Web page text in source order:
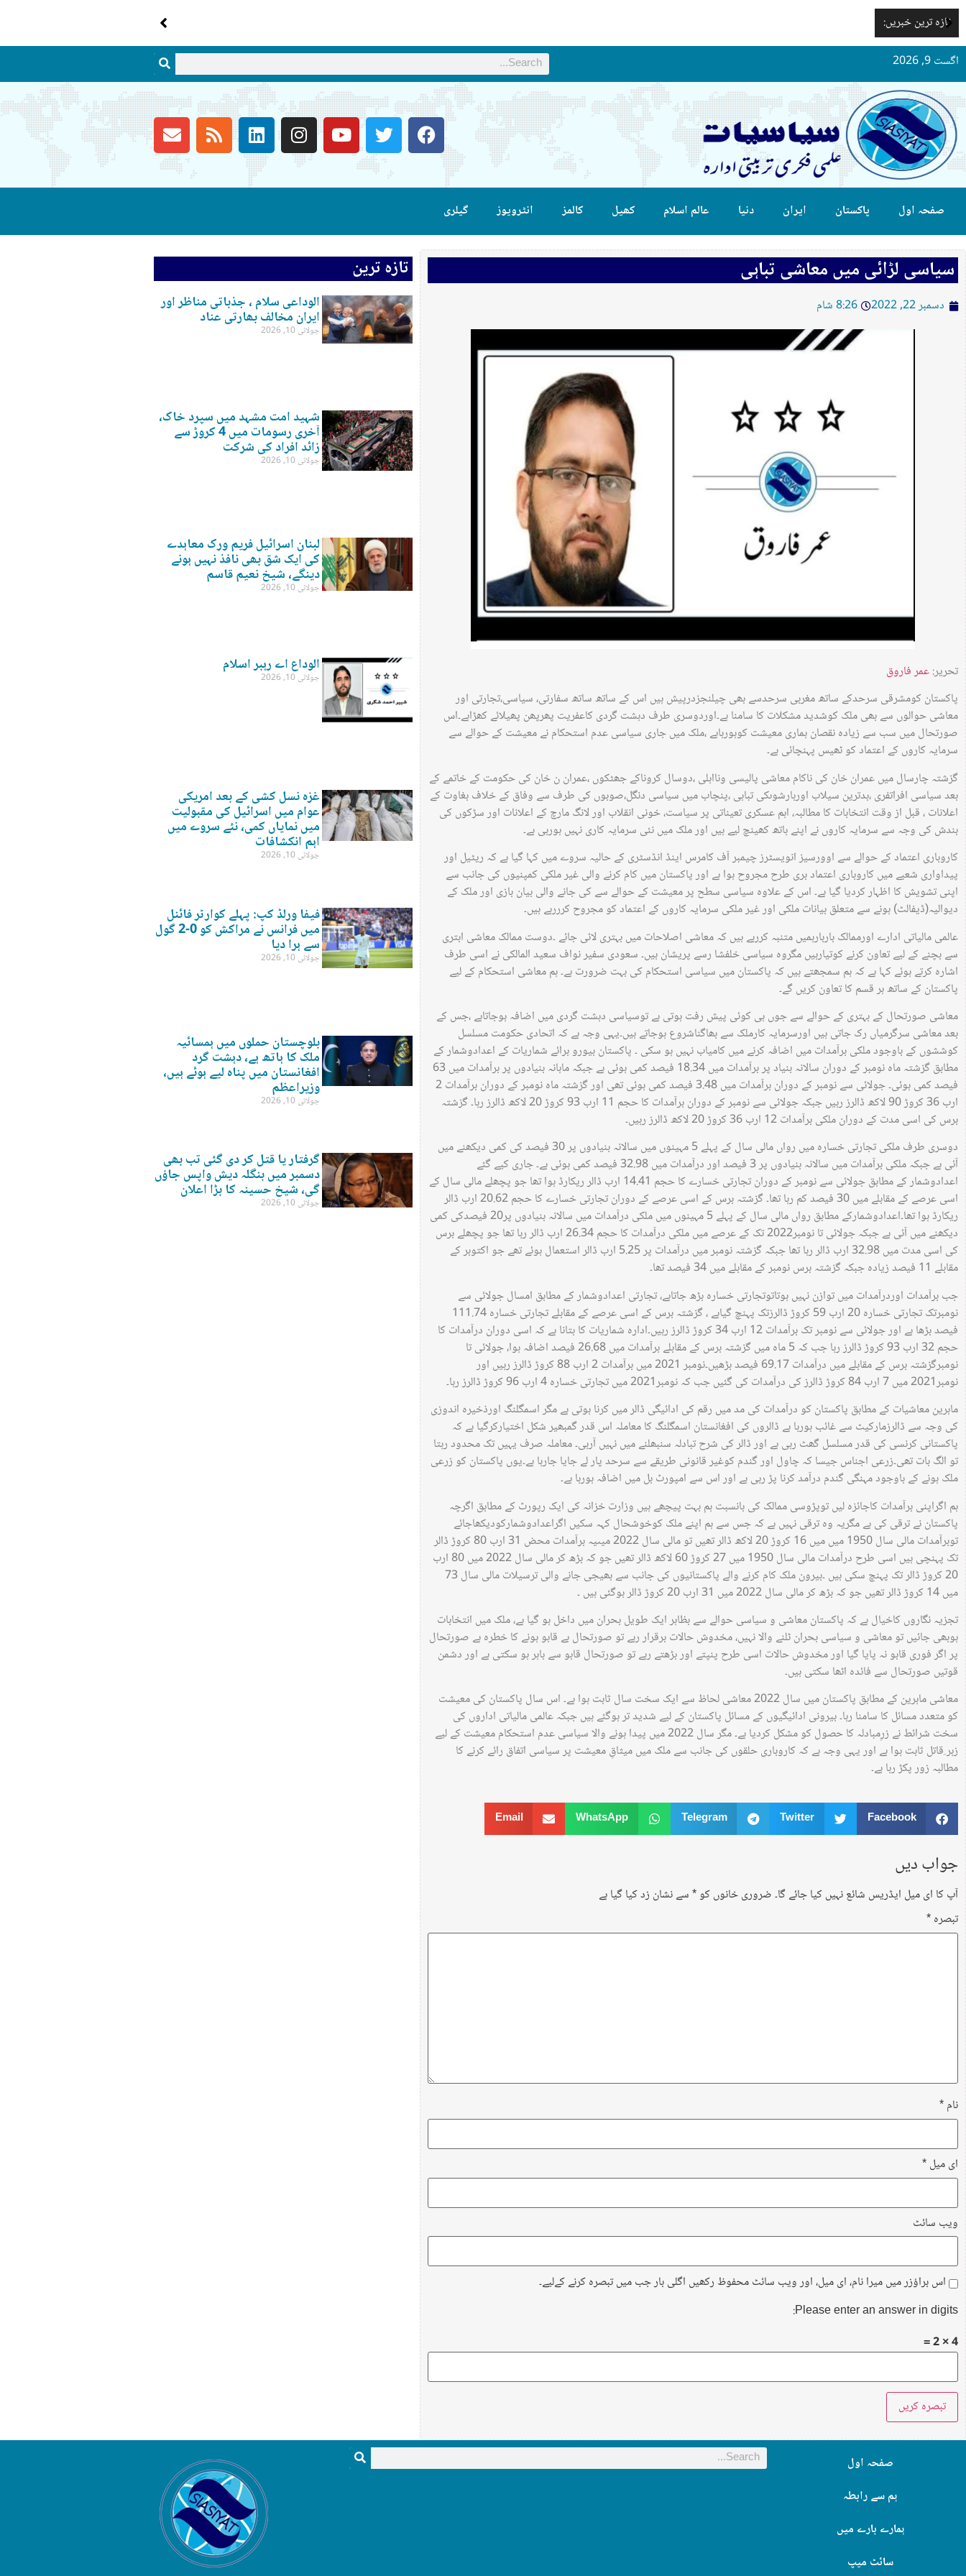
تازہ ترین خبریں:
اگست 9, 2026
صفحہ اول پاکستان ایران دنیا عالم اسلام کھیل کالمز انٹرویوز گیلری
سیاسی لڑائی میں معاشی تباہی
دسمبر 22, 2022 8:26 شام
تحریر:عمر فاروق
پاکستان کومشرقی سرحدکے ساتھ مغربی سرحدسے بھی چیلنجزدرپیش ہیں اس کے ساتھ ساتھ سفارتی، سیاسی،تجارتی اور
معاشی حوالوں سے بھی ملک کوشدید مشکلات کا سامنا ہے۔اوردوسری طرف دہشت گردی کاعفریت پھرپھن پھیلائے کھڑاہے۔اس
صورتحال میں سب سے زیادہ نقصان ہماری معیشت کوہورہاہے ،ملک میں جاری سیاسی عدم استحکام نے معیشت کے حوالے سے
سرمایہ کاروں کے اعتماد کو ٹھیس پہنچائی ہے۔
گزشتہ چارسال میں عمران خان کی ناکام معاشی پالیسی ونااہلی ،دوسال کروناکے جھٹکوں ،عمران ن خان کی حکومت کے خاتمے کے
بعد سیاسی افراتفری ،بدترین سیلاب اوربارشوںکی تباہی ،پنچاب میں سیاسی دنگل،صوبوں کی طرف سے وفاق کے خلاف بغاوت کے
اعلانات ، قبل از وقت انتخابات کا مطالبہ، اہم عسکری تعیناتی پر سیاست، خونی انقلاب اور لانگ مارچ کے اعلانات اور سڑکوں کی
بندش کی وجہ سے سرمایہ کاروں نے اپنے ہاتھ کھینچ لیے ہیں اور ملک میں نئی سرمایہ کاری نہیں ہورہی ہے۔
کاروباری اعتماد کے حوالے سے اوورسیز انویسٹرز چیمبر آف کامرس اینڈ انڈسٹری کے حالیہ سروے میں کہا گیا ہے کہ ریٹیل اور
پیداواری شعبے میں کاروباری اعتماد بری طرح مجروح ہوا ہے اور پاکستان میں کام کرنے والی غیر ملکی کمپنیوں کی جانب سے
اپنی تشویش کا اظہار کردیا گیا ہے۔ اس کے علاوہ سیاسی سطح پر معیشت کے حوالے سے کی جانے والی بیان بازی اور ملک کے
دیوالیہ(ڈیفالٹ) ہونے سے متعلق بیانات ملکی اور غیر ملکی سرمایہ کاروں کے اعتماد کو مجروح کرررہے ہیں۔
عالمی مالیاتی ادارے اورممالک باربارہمیں متنبہ کررہے ہیں کہ معاشی اصلاحات میں بہتری لائی جائے ۔دوست ممالک معاشی ابتری
سے بچنے کے لیے تعاون کرنے کوتیارہیں مگروہ سیاسی خلفشا رسے پریشان ہیں۔ سعودی سفیر نواف سعید المالکی نے اسی طرف
اشارہ کرتے ہوئے کہا ہے کہ ہم سمجھتے ہیں کہ پاکستان میں سیاسی استحکام کی بہت ضرورت ہے۔ ہم معاشی استحکام کے لیے
پاکستان کے ساتھ ہر قسم کا تعاون کریں گے۔
معاشی صورتحال کے بہتری کے حوالے سے جوں ہی کوئی پیش رفت ہوتی ہے توسیاسی دہشت گردی میں اضافہ ہوجاتاہے ،جس کے
بعد معاشی سرگرمیاں رک جاتی ہیں اورسرمایہ کارملک سے بھاگناشروع ہوجاتے ہیں۔یہی وجہ ہے کہ اتحادی حکومت مسلسل
کوششوں کے باوجود ملکی برآمدات میں اضافہ کرنے میں کامیاب نہیں ہو سکی ۔ پاکستان بیورو برائے شماریات کے اعدادوشمار کے
مطابق گزشتہ ماہ نومبر کے دوران سالانہ بنیاد پر برآمدات میں 18.34 فیصد کمی ہوئی ہے جبکہ ماہانہ بنیادوں پر برآمدات میں 63
فیصد کمی ہوئی۔ جولائی سے نومبر کے دوران برآمدات میں 3.48 فیصد کمی ہوئی تھی اور گزشتہ ماہ نومبر کے دوران برآمدات 2
ارب 36 کروڑ 90 لاکھ ڈالرز رہیں جبکہ جولائی سے نومبر کے دوران برآمدات کا حجم 11 ارب 93 کروڑ 20 لاکھ ڈالرز رہا۔ گزشتہ
برس کی اسی مدت کے دوران ملکی برآمدات 12 ارب 36 کروڑ 20 لاکھ ڈالرز رہیں۔
دوسری طرف ملکی تجارتی خسارہ میں رواں مالی سال کے پہلے 5 مہینوں میں سالانہ بنیادوں پر 30 فیصد کی کمی دیکھنے میں
آئی ہے جبکہ ملکی برآمدات میں سالانہ بنیادوں پر 3 فیصد اور درآمدات میں 32.98 فیصد کمی ہوئی ہے۔ جاری کیے گئے
اعدادوشمار کے مطابق جولائی سے نومبر کے دوران تجارتی خسارے کا حجم 14.41 ارب ڈالر ریکارڈ ہوا تھا جو پچھلے مالی سال کے
اسی عرصے کے مقابلے میں 30 فیصد کم رہا تھا۔ گزشتہ برس کے اسی عرصے کے دوران تجارتی خسارے کا حجم 20.62 ارب ڈالر
ریکارڈ ہوا تھا۔اعدادوشمارکے مطابق رواں مالی سال کے پہلے 5 مہینوں میں ملکی درآمدات میں سالانہ بنیادوں پر20 فیصدکی کمی
دیکھنے میں آئی ہے جبکہ جولائی تا نومبر2022 تک کے عرصے میں ملکی درآمدات کا حجم 26.34 ارب ڈالر رہا تھا جو پچھلے برس
کی اسی مدت میں 32.98 ارب ڈالر رہا تھا جبکہ گزشتہ نومبر میں درآمدات پر 5.25 ارب ڈالر استعمال ہوئے تھے جو اکتوبر کے
مقابلے 11 فیصد زیادہ جبکہ گزشتہ برس نومبر کے مقابلے میں 34 فیصد تھا۔
جب برآمدات اوردرآمدات میں توازن نہیں ہوتاتوتجارتی خسارہ بڑھ جاتاہے، تجارتی اعدادوشمار کے مطابق امسال جولائی سے
نومبرتک تجارتی خسارہ 20 ارب 59 کروڑ ڈالرزتک پہنچ گیاہے ، گزشتہ برس کے اسی عرصے کے مقابلے تجارتی خسارہ 111.74
فیصد بڑھا ہے اور جولائی سے نومبر تک برآمدات 12 ارب 34 کروڑ ڈالرز رہیں۔ادارہ شماریات کا بتانا ہے کہ اسی دوران درآمدات کا
حجم 32 ارب 93 کروڑ ڈالرز رہا جب کہ 5 ماہ میں گزشتہ برس کے مقابلے برآمدات میں 26.68 فیصد اضافہ ہوا، جولائی تا
نومبرگزشتہ برس کے مقابلے میں درآمدات 69.17 فیصد بڑھیں۔نومبر 2021 میں برآمدات 2 ارب 88 کروڑ ڈالرز رہیں اور
نومبر2021 میں 7 ارب 84 کروڑ ڈالرز کی درآمدات کی گئیں جب کہ نومبر2021 میں تجارتی خسارہ 4 ارب 96 کروڑ ڈالرز رہا۔
ماہرین معاشیات کے مطابق پاکستان کو درآمدات کی مد میں رقم کی ادائیگی ڈالر میں کرنا ہوتی ہے مگر اسمگلنگ اورذخیرہ اندوزی
کی وجہ سے ڈالرزمارکیٹ سے غائب ہورہا ہے ڈالروں کی افغانستان اسمگلنگ کا معاملہ اس قدر گمبھیر شکل اختیارکرگیا ہے کہ
پاکستانی کرنسی کی قدر مسلسل گھٹ رہی ہے اور ڈالر کی شرح تبادلہ سنبھلنے میں نہیں آرہی۔ معاملہ صرف یہیں تک محدود رہتا
تو الگ بات تھی۔زرعی اجناس جیسا کہ چاول اور گندم کوغیر قانونی طریقے سے سرحد پار لے جایا جارہا ہے۔یوں پاکستان کو زرعی
ملک ہونے کے باوجود مہنگی گندم درآمد کرنا پڑ رہی ہے اور اس سے امپورٹ بل میں اضافہ ہورہا ہے۔
ہم اگراپنی برآمدات کاجائزہ لیں توپڑوسی ممالک کی بانسبت ہم بہت پیچھے ہیں وزارت خزانہ کی ایک رپورٹ کے مطابق اگرچہ
پاکستان نے ترقی کی ہے مگریہ وہ ترقی نہیں ہے کہ جس سے ہم اپنے ملک کوخوشحال کہہ سکیں اگراعدادوشمارکودیکھاجائے
توبرآمدات مالی سال 1950 میں میں 16 کروڑ 20 لاکھ ڈالر تھیں تو مالی سال 2022 میںیہ برآمدات محض 31 ارب 80 کروڑ ڈالر
تک پہنچی ہیں اسی طرح درآمدات مالی سال 1950 میں 27 کروڑ 60 لاکھ ڈالر تھیں جو کہ بڑھ کر مالی سال 2022 میں 80 ارب
20 کروڑ ڈالر تک پہنچ سکی ہیں ۔بیرون ملک کام کرنے والے پاکستانیوں کی جانب سے بھیجی جانے والی ترسیلات مالی سال 73
میں 14 کروڑ ڈالر تھیں جو کہ بڑھ کر مالی سال 2022 میں 31 ارب 20 کروڑ ڈالر ہوگئی ہیں ۔
تجزیہ نگاروں کاخیال ہے کہ پاکستان معاشی و سیاسی حوالے سے بظاہر ایک طویل بحران میں داخل ہو گیا ہے، ملک میں انتخابات
ہوبھی جائیں تو معاشی و سیاسی بحران ٹلنے والا نہیں، مخدوش حالات برقرار رہے تو صورتحال بے قابو ہونے کا خطرہ ہے صورتحال
پر اگر فوری قابو نہ پایا گیا اور مخدوش حالات اسی طرح پنپتے اور بڑھتے رہے تو صورتحال قابو سے باہر ہو سکتی ہے اور دشمن
قوتیں صورتحال سے فائدہ اٹھا سکتی ہیں۔
معاشی ماہرین کے مطابق پاکستان میں سال 2022 معاشی لحاظ سے ایک سخت سال ثابت ہوا ہے۔ اس سال پاکستان کی معیشت
کو متعدد مسائل کا سامنا رہا۔ بیرونی ادائیگیوں کے مسائل پاکستان کے لیے شدید تر ہوگئے ہیں جبکہ عالمی مالیاتی اداروں کی
سخت شرائط نے زرِمبادلہ کا حصول کو مشکل کردیا ہے۔ مگر سال 2022 میں پیدا ہونے والا سیاسی عدم استحکام معیشت کے لیے
زہر ِقاتل ثابت ہوا ہے اور یہی وجہ ہے کہ کاروباری حلقوں کی جانب سے ملک میں میثاقِ معیشت پر سیاسی اتفاق رائے کرنے کا
مطالبہ زور پکڑ رہا ہے۔
Facebook
Twitter
Telegram
WhatsApp
Email
جواب دیں
آپ کا ای میل ایڈریس شائع نہیں کیا جائے گا۔ضروری خانوں کو*سے نشان زد کیا گیا ہے
تبصرہ*
نام*
ای میل*
ویب‌ سائٹ
اس براؤزر میں میرا نام، ای میل، اور ویب سائٹ محفوظ رکھیں اگلی بار جب میں تبصرہ کرنے کےلیے۔
Please enter an answer in digits:
4 × 2 =
تازہ ترین
الوداعی سلام ، جذباتی مناظر اور
ایران مخالف بھارتی عناد
جولائی 10, 2026
شہید امت مشہد میں سپرد خاک،
آخری رسومات میں 4 کروڑ سے
زائد افراد کی شرکت
جولائی 10, 2026
لبنان اسرائیل فریم ورک معاہدے
کی ایک شق بھی نافذ نہیں ہونے
دینگے، شیخ نعیم قاسم
جولائی 10, 2026
الوداع اے رہبر اسلام
جولائی 10, 2026
غزہ نسل کشی کے بعد امریکی
عوام میں اسرائیل کی مقبولیت
میں نمایاں کمی، نئے سروے میں
اہم انکشافات
جولائی 10, 2026
فیفا ورلڈ کپ: پہلے کوارٹر فائنل
میں فرانس نے مراکش کو 0-2 گول
سے ہرا دیا
جولائی 10, 2026
بلوچستان حملوں میں ہمسائیہ
ملک کا ہاتھ ہے، دہشت گرد
افغانستان میں پناہ لیے ہوئے ہیں،
وزیراعظم
جولائی 10, 2026
گرفتار یا قتل کر دی گئی تب بھی
دسمبر میں بنگلہ دیش واپس جاؤں
گی، شیخ حسینہ کا بڑا اعلان
جولائی 10, 2026
صفحہ اول
ہم سے رابطہ
ہمارے بارے میں
سائٹ میپ